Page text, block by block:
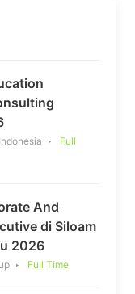
Full
And
di Siloam
2026
Full Time